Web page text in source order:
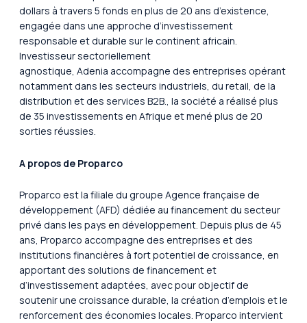
dollars à travers 5 fonds en plus de 20 ans d’existence,
engagée dans une approche d’investissement
responsable et durable sur le continent africain.
Investisseur sectoriellement
agnostique, Adenia accompagne des entreprises opérant
notamment dans les secteurs industriels, du retail, de la
distribution et des services B2B., la société a réalisé plus
de 35 investissements en Afrique et mené plus de 20
sorties réussies.
A propos de Proparco
Proparco est la filiale du groupe Agence française de
développement (AFD) dédiée au financement du secteur
privé dans les pays en développement. Depuis plus de 45
ans, Proparco accompagne des entreprises et des
institutions financières à fort potentiel de croissance, en
apportant des solutions de financement et
d’investissement adaptées, avec pour objectif de
soutenir une croissance durable, la création d’emplois et le
renforcement des économies locales. Proparco intervient